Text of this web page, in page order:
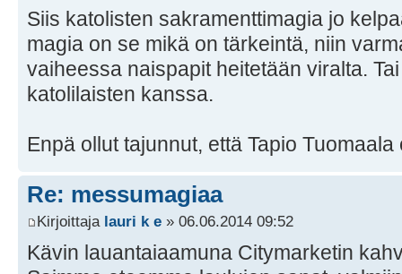
Siis katolisten sakramenttimagia jo
magia on se mikä on tärkeintä, niin
vaiheessa naispapit heitetään viralta.
katolilaisten kanssa.
Enpä ollut tajunnut, että Tapio
Re: messumagiaa
Kirjoittaja lauri k e » 06.06.2014 09:52
Kävin lauantaiaamuna Citymarketin